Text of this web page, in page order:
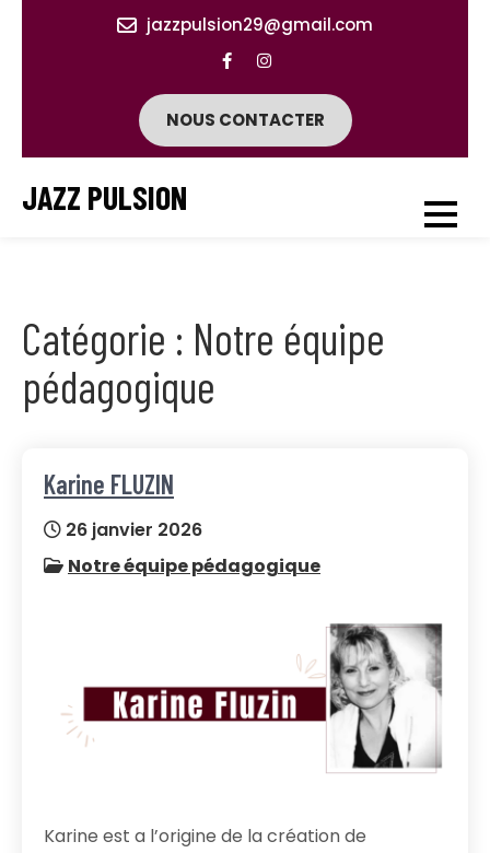
jazzpulsion29@gmail.com
NOUS CONTACTER
JAZZ PULSION
Catégorie : Notre équipe
pédagogique
Karine FLUZIN
26 janvier 2026
Notre équipe pédagogique
Karine est a l’origine de la création de